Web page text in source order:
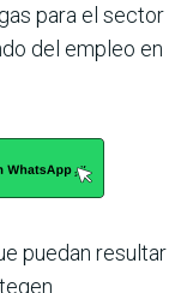
para el sector
del empleo en
puedan resultar